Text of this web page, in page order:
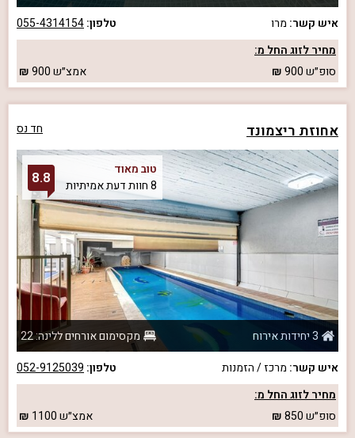
איש קשר: מרו טלפון:055-4314154
מחיר לזוג החל מ:
סופ״ש900 אמצ״ש900
אחוזת ריצמונד חד נס
טוב מאוד
8 חוות דעת אמיתיות
8.8
3 יחידות אירוח
מקסימום אורחים ללינה: 22
איש קשר: מרכז / הזמנות טלפון: 052-9125039
מחיר לזוג החל מ:
סופ״ש850 אמצ״ש1100